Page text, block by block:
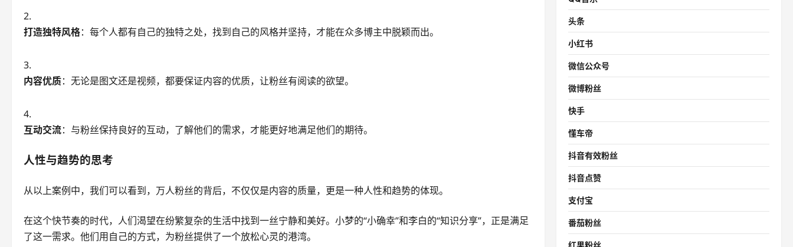
打造独特风格：每个人都有自己的独特之处，找到自己的风格并坚持，才能在众多博主中脱颖而出。
内容优质：无论是图文还是视频，都要保证内容的优质，让粉丝有阅读的欲望。
互动交流：与粉丝保持良好的互动，了解他们的需求，才能更好地满足他们的期待。
人性与趋势的思考
从以上案例中，我们可以看到，万人粉丝的背后，不仅仅是内容的质量，更是一种人性和趋势的体现。
在这个快节奏的时代，人们渴望在纷繁复杂的生活中找到一丝宁静和美好。小梦的“小确幸”和李白的“知识分享”，正是满足
了这一需求。他们用自己的方式，为粉丝提供了一个放松心灵的港湾。
头条
小红书
微信公众号
微博粉丝
快手
懂车帝
抖音有效粉丝
抖音点赞
支付宝
番茄粉丝
红果粉丝